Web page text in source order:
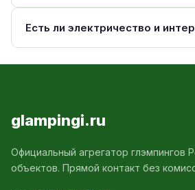
Есть ли электричество и
glampingi.ru
Официальный агрегатор глэмпингов
объектов. Прямой контакт без